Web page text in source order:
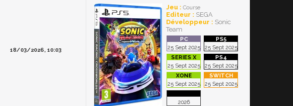
18/03/2026, 10:03
Jeu : Course
Editeur : SEGA
Développeur : Sonic
Team
25 Sept 2025 25 Sept 2025
25 Sept 2025 25 Sept 2025
25 Sept 2025 25 Sept 2025
2026